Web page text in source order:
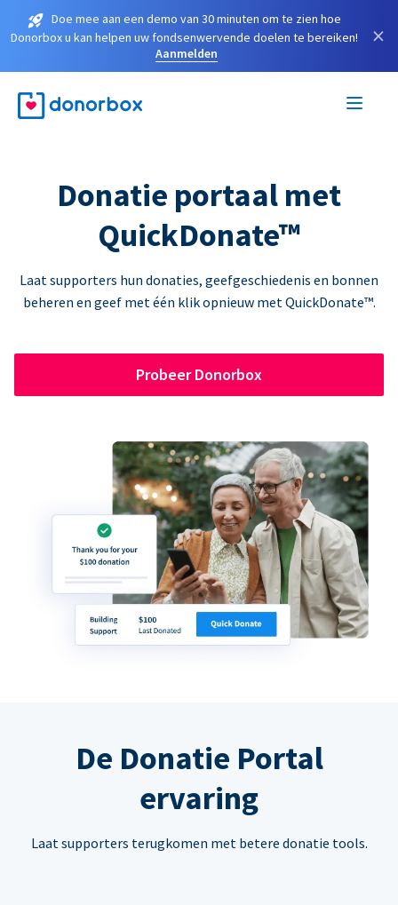
Doe mee aan een demo van 30 minuten om te zien hoe
Donorbox u kan helpen uw fondsenwervende doelen te bereiken!
Aanmelden
×
Donatie portaal met
QuickDonate™
Laat supporters hun donaties, geefgeschiedenis en bonnen
beheren en geef met één klik opnieuw met QuickDonate™.
Probeer Donorbox
De Donatie Portal
ervaring
Laat supporters terugkomen met betere donatie tools.